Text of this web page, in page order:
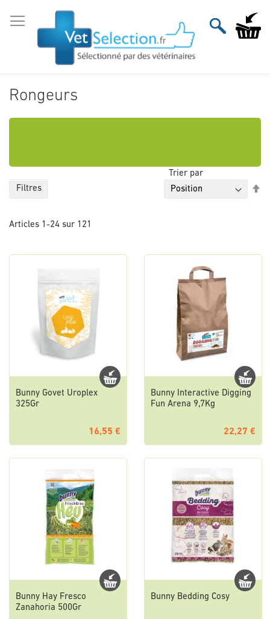
au
contenu
Mon
Rongeurs
Articles 1 -24 sur 121
Trier par
Bunny Govet Uroplex
325Gr
16,55 €
Bunny Interactive Digging
Fun Arena 9,7Kg
22,27 €
Bunny Hay Fresco
Zanahoria 500Gr
Bunny Bedding Cosy
Filtres